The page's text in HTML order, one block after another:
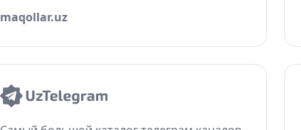
maqollar.uz